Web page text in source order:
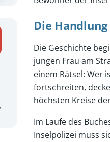
Die Handlung
Die Geschichte
jungen Frau am
einem Rätsel: Wer
fortschreiten,
höchsten Kreise
Im Laufe des
Inselpolizei muss